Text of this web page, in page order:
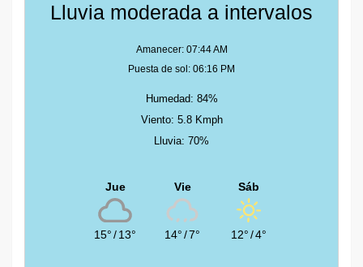
Lluvia moderada a intervalos
Amanecer: 07:44 AM
Puesta de sol: 06:16 PM
Humedad: 84%
Viento: 5.8 Kmph
Lluvia: 70%
Jue
15°/13°
Vie
14°/7°
Sáb
12°/4°